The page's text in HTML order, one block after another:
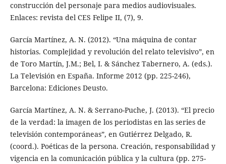
construcción del personaje para medios audiovisuales.
Enlaces: revista del CES Felipe II, (7), 9.
García Martínez, A. N. (2012). “Una máquina de contar
historias. Complejidad y revolución del relato televisivo”, en
de Toro Martín, J.M.; Bel, I. & Sánchez Tabernero, A. (eds.).
La Televisión en España. Informe 2012 (pp. 225-246),
Barcelona: Ediciones Deusto.
García Martínez, A. N. & Serrano-Puche, J. (2013). “El precio
de la verdad: la imagen de los periodistas en las series de
televisión contemporáneas”, en Gutiérrez Delgado, R.
(coord.). Poéticas de la persona. Creación, responsabilidad y
vigencia en la comunicación pública y la cultura (pp. 275-